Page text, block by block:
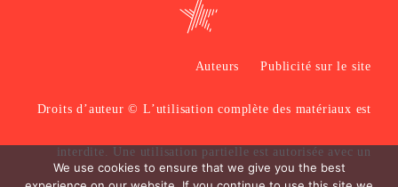
Auteurs Publicité sur le site
Droits d’auteur © L’utilisation complète des matériaux est
interdite. Une utilisation partielle est autorisée avec un
We use cookies to ensure that we give you the best